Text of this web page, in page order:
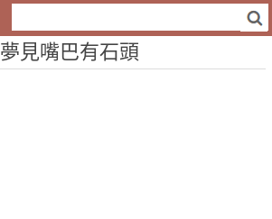
夢見嘴巴有石頭